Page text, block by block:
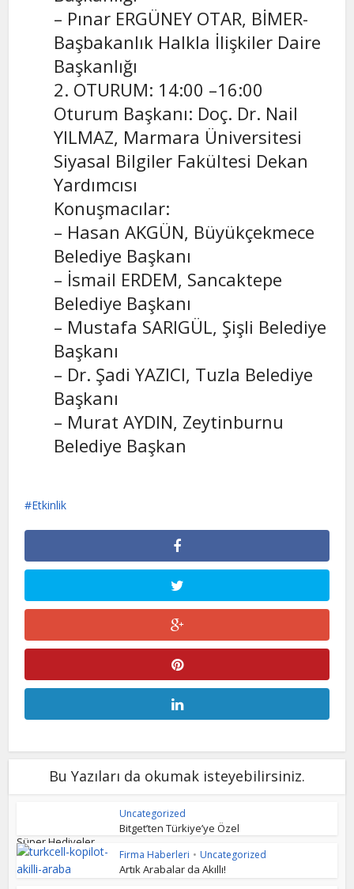
– Pınar ERGÜNEY OTAR, BİMER-
Başbakanlık Halkla İlişkiler Daire
Başkanlığı
2. OTURUM: 14:00 –16:00
Oturum Başkanı: Doç. Dr. Nail
YILMAZ, Marmara Üniversitesi
Siyasal Bilgiler Fakültesi Dekan
Yardımcısı
Konuşmacılar:
– Hasan AKGÜN, Büyükçekmece
Belediye Başkanı
– İsmail ERDEM, Sancaktepe
Belediye Başkanı
– Mustafa SARIGÜL, Şişli Belediye
Başkanı
– Dr. Şadi YAZICI, Tuzla Belediye
Başkanı
– Murat AYDIN, Zeytinburnu
Belediye Başkan
Etkinlik
Bu Yazıları da okumak isteyebilirsiniz.
Uncategorized
Bitget’ten Türkiye’ye Özel
Süper Hediyeler
Firma Haberleri • Uncategorized
Artık Arabalar da Akıllı!